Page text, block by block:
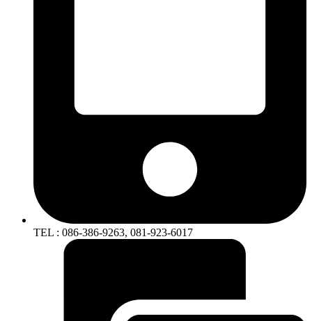
TEL : 086-386-9263, 081-923-6017